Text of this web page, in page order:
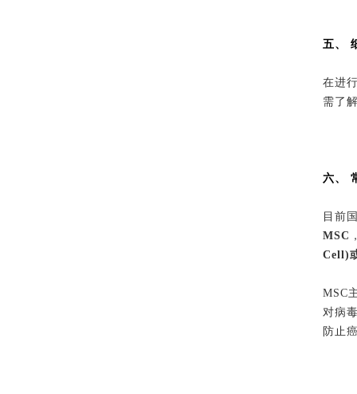
五、
在进
需了
六、
目前
MSC
Cell)
MSC
对病
防止